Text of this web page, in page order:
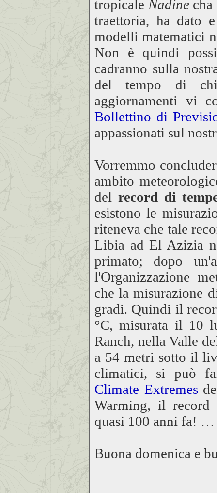
tropicale Nadine
traettoria, ha dato
modelli matematici
Non è quindi
cadranno sulla
del tempo di
aggiornamenti vi
Bollettino di
appassionati sul
Vorremmo
ambito
delrecord di
esistono le
riteneva che tale
Libia ad El Azizia
primato; dopo
l'Organizzazione
che la misurazione
gradi. Quindi il
°C, misurata il 10
Ranch, nella Valle
a 54 metri sotto il
climatici, si può
Climate Extremes
Warming, il record
quasi 100 anni fa! …
Buona domenica e